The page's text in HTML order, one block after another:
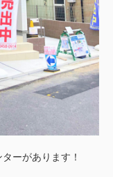
ーがあります！